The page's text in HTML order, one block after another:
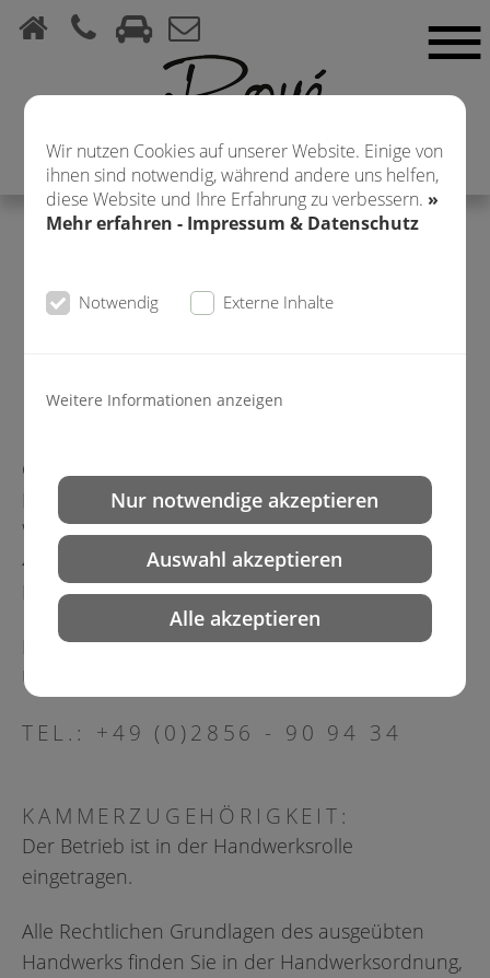
Wir nutzen Cookies auf unserer Website. Einige von
ihnen sind notwendig, während andere uns helfen,
diese Website und Ihre Erfahrung zu verbessern. »
Mehr erfahren - Impressum & Datenschutz
Notwendig Externe Inhalte
Weitere Informationen anzeigen
Nur notwendige akzeptieren
Auswahl akzeptieren
Alle akzeptieren
IMPRESSUM &
FRISEURSALON ROYÉ
Claudia Royé
Friseurmeisterin
Weseler Str. 78
46499 Hamminkeln - Brünen
E-mail: roye@netic.de
Handwerksrollennummer: 1271364 vom 27.04.01
Umsatzsteuernummer: 13051071649 FA Wesel
TEL.: +49 (0)2856 - 90 94 34
KAMMERZUGEHÖRIGKEIT:
Der Betrieb ist in der Handwerksrolle
eingetragen.
Alle Rechtlichen Grundlagen des ausgeübten
Handwerks finden Sie in der Handwerksordnung,